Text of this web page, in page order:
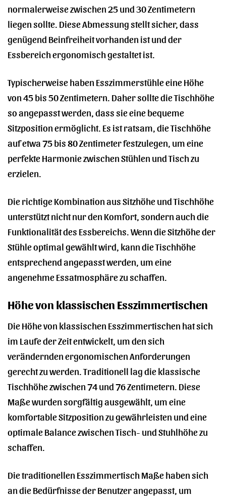
normalerweise zwischen 25 und 30 Zentimetern
liegen sollte. Diese Abmessung stellt sicher, dass
genügend Beinfreiheit vorhanden ist und der
Essbereich ergonomisch gestaltet ist.
Typischerweise haben Esszimmerstühle eine Höhe
von 45 bis 50 Zentimetern. Daher sollte die Tischhöhe
so angepasst werden, dass sie eine bequeme
Sitzposition ermöglicht. Es ist ratsam, die Tischhöhe
auf etwa 75 bis 80 Zentimeter festzulegen, um eine
perfekte Harmonie zwischen Stühlen und Tisch zu
erzielen.
Die richtige Kombination aus Sitzhöhe und Tischhöhe
unterstützt nicht nur den Komfort, sondern auch die
Funktionalität des Essbereichs. Wenn die Sitzhöhe der
Stühle optimal gewählt wird, kann die Tischhöhe
entsprechend angepasst werden, um eine
angenehme Essatmosphäre zu schaffen.
Höhe von klassischen Esszimmertischen
Die Höhe von klassischen Esszimmertischen hat sich
im Laufe der Zeit entwickelt, um den sich
verändernden ergonomischen Anforderungen
gerecht zu werden. Traditionell lag die klassische
Tischhöhe zwischen 74 und 76 Zentimetern. Diese
Maße wurden sorgfältig ausgewählt, um eine
komfortable Sitzposition zu gewährleisten und eine
optimale Balance zwischen Tisch- und Stuhlhöhe zu
schaffen.
Die traditionellen Esszimmertisch Maße haben sich
an die Bedürfnisse der Benutzer angepasst, um